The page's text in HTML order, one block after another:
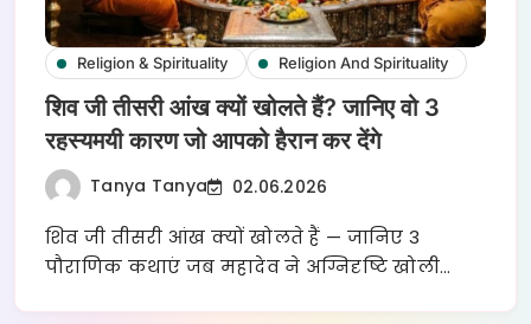
Religion & Spirituality Religion And Spirituality
शिव जी तीसरी आंख क्यों खोलते हैं? जानिए वो 3
रहस्यमयी कारण जो आपको हैरान कर देंगे
Tanya Tanya 02.06.2026
शिव जी तीसरी आंख क्यों खोलते हैं — जानिए 3
पौराणिक कथाएं जब महादेव ने अग्निदृष्टि खोली…